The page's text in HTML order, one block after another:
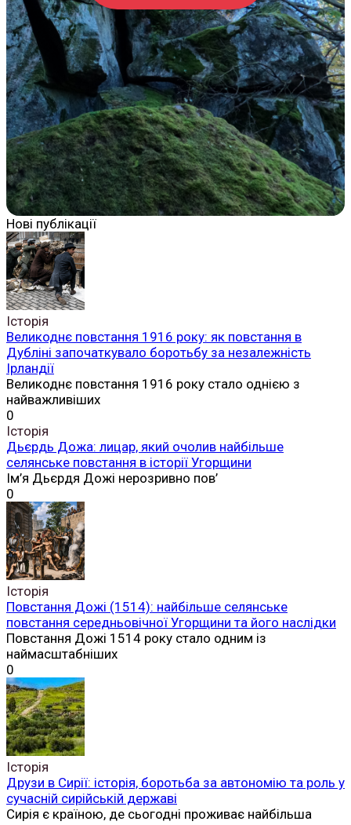
Нові публікації
Історія
Великоднє повстання 1916 року: як повстання в
Дубліні започаткувало боротьбу за незалежність
Ірландії
Великоднє повстання 1916 року стало однією з
найважливіших
0
Історія
Дьєрдь Дожа: лицар, який очолив найбільше
селянське повстання в історії Угорщини
Ім’я Дьєрдя Дожі нерозривно пов’
0
Історія
Повстання Дожі (1514): найбільше селянське
повстання середньовічної Угорщини та його наслідки
Повстання Дожі 1514 року стало одним із
наймасштабніших
0
Історія
Друзи в Сирії: історія, боротьба за автономію та роль у
сучасній сирійській державі
Сирія є країною, де сьогодні проживає найбільша